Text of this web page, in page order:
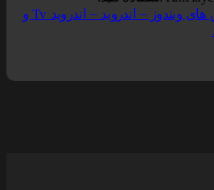
دانلود اپلیکیشن های ویندوز – اندروید – اندروید Tv و